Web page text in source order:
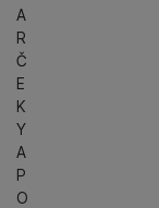
A
R
Č
E
K
Y
A
P
O